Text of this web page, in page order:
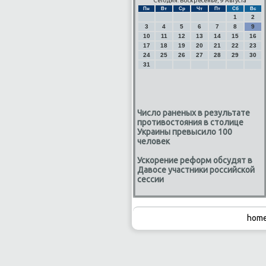
Пн Вт Ср Чт Пт Сб Вс
1
2
3
4 5 6 7 8
9
10
11 12 13 14 15
16
17
18 19 20 21 22
23
24
25 26 27 28 29
30
31
Число раненых в результате
противостояния в столице
Украины превысило 100
человек
Ускорение реформ обсудят в
Давосе участники российской
сессии